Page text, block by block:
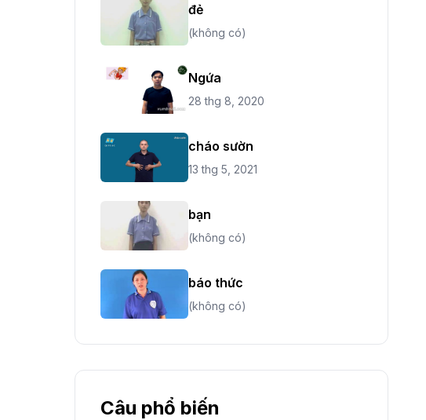
đẻ
(không có)
Ngứa
28 thg 8, 2020
cháo sườn
13 thg 5, 2021
bạn
(không có)
báo thức
(không có)
Câu phổ biến